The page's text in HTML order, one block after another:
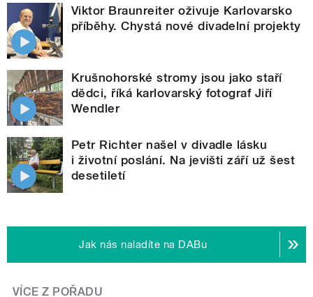
Viktor Braunreiter oživuje Karlovarsko
příběhy. Chystá nové divadelní projekty
Krušnohorské stromy jsou jako staří
dědci, říká karlovarský fotograf Jiří
Wendler
Petr Richter našel v divadle lásku
i životní poslání. Na jevišti září už šest
desetiletí
Jak nás naladíte na DABu
VÍCE Z POŘADU